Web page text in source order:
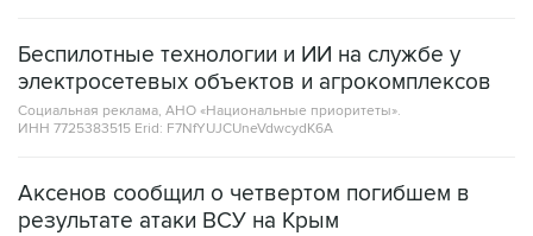
Беспилотные технологии и ИИ на службе у
электросетевых объектов и агрокомплексов
Социальная реклама, АНО «Национальные приоритеты».
ИНН 7725383515 Erid: F7NfYUJCUneVdwcydK6A
Аксенов сообщил о четвертом погибшем в
результате атаки ВСУ на Крым